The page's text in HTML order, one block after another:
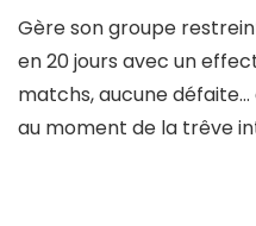
Gère son groupe
en 20 jours avec un
matchs, aucune
au moment de la trêve